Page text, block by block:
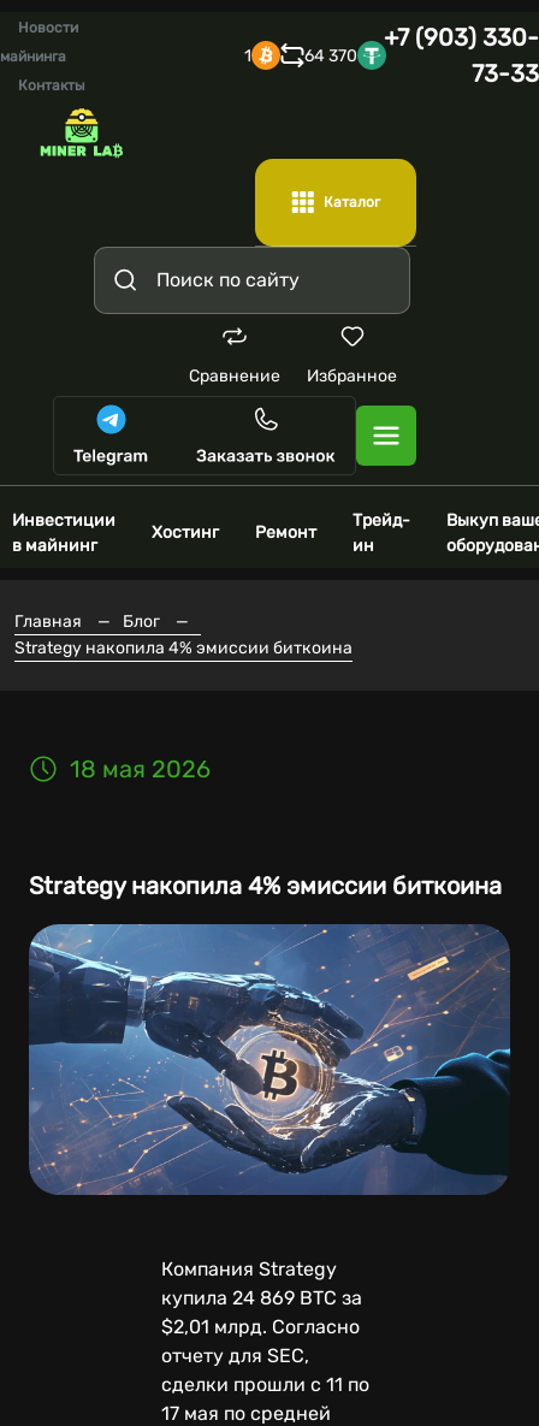
Новости
майнинга
Контакты
1 64 370
+7 (903) 330-
73-33
Каталог
Сравнение Избранное
Инвестиции
в майнинг
Хостинг Ремонт
Трейд-
ин
Выкуп
Главная — Блог
—
Strategy накопила 4% эмиссии биткоина
18 мая 2026
Strategy накопила 4% эмиссии биткоина
Компания Strategy
купила 24 869 BTC за
$2,01 млрд. Согласно
отчету для SEC,
сделки прошли с 11 по
17 мая по средней